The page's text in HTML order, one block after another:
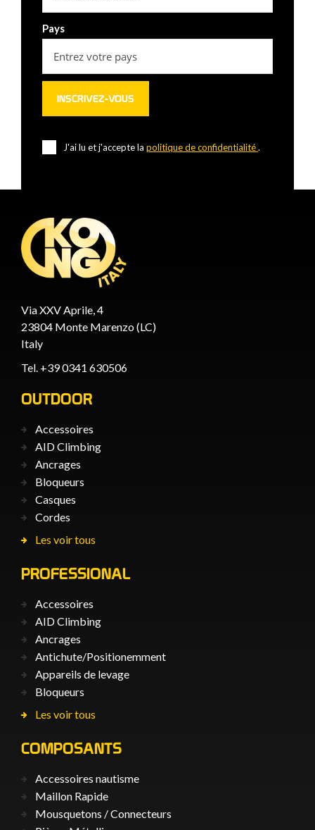
Pays
J'ai lu et j'accepte la politique de confidentialité.
Via XXV Aprile, 4
23804 Monte Marenzo (LC)
Italy
Tel. +39 0341 630506
OUTDOOR
Accessoires
AID Climbing
Ancrages
Bloqueurs
Casques
Cordes
Les voir tous
PROFESSIONAL
Accessoires
AID Climbing
Ancrages
Antichute/Positionemment
Appareils de levage
Bloqueurs
Les voir tous
COMPOSANTS
Accessoires nautisme
Maillon Rapide
Mousquetons / Connecteurs